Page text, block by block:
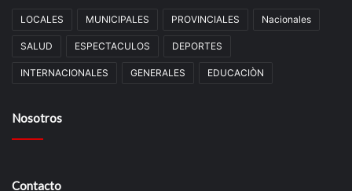
LOCALES MUNICIPALES PROVINCIALES Nacionales
SALUD ESPECTACULOS DEPORTES
INTERNACIONALES GENERALES EDUCACIÒN
Nosotros
Contacto